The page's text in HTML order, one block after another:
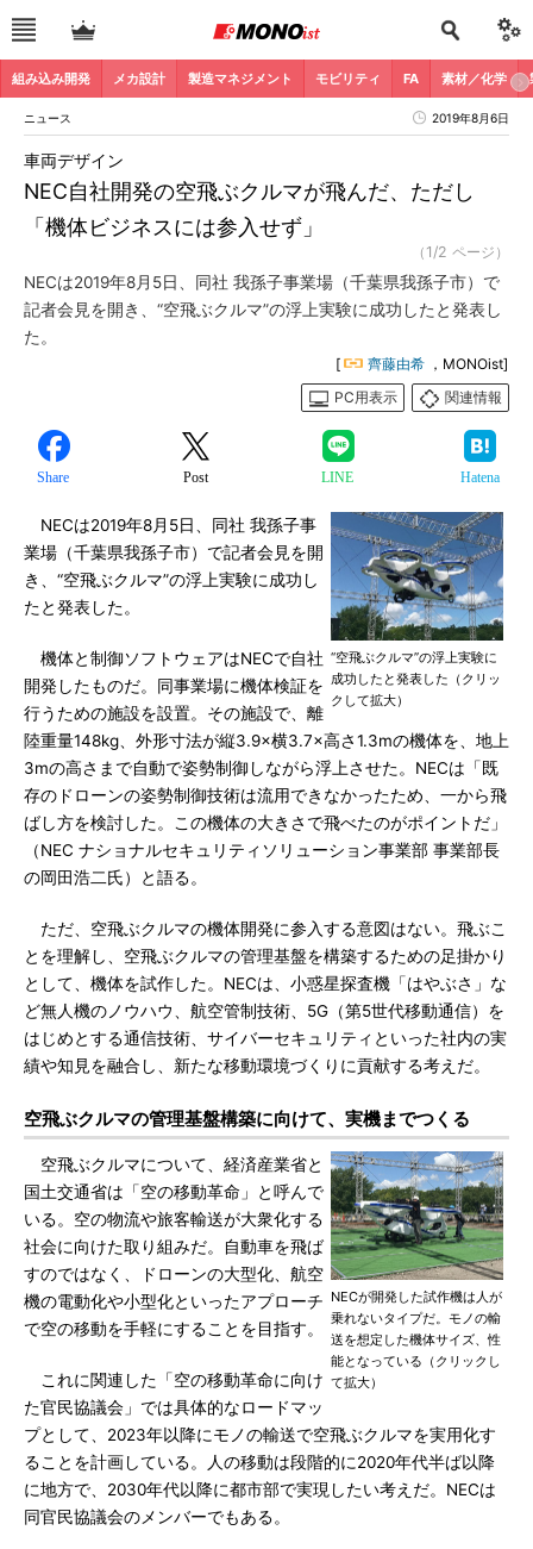
組み込み開発 メカ設計 製造マネジメント モビリティ FA 素材／化学
ニュース 2019年8月6日
NEC自社開発の空飛ぶクルマが飛んだ、ただし
「機体ビジネスには参入せず」
車両デザイン
（1/2 ページ）
NECは2019年8月5日、同社 我孫子事業場（千葉県我孫子市）で
記者会見を開き、“空飛ぶクルマ”の浮上実験に成功したと発表し
た。
[ 齊藤由希 ，MONOist]
PC用表示
関連情報
Share Post LINE Hatena
“空飛ぶクルマ”の浮上実験に
成功したと発表した（クリッ
クして拡大）
NECは2019年8月5日、同社 我孫子事
業場（千葉県我孫子市）で記者会見を開
き、“空飛ぶクルマ”の浮上実験に成功し
たと発表した。
機体と制御ソフトウェアはNECで自社
開発したものだ。同事業場に機体検証を
行うための施設を設置。その施設で、離
陸重量148kg、外形寸法が縦3.9×横3.7×高さ1.3mの機体を、地上
3mの高さまで自動で姿勢制御しながら浮上させた。NECは「既
存のドローンの姿勢制御技術は流用できなかったため、一から飛
ばし方を検討した。この機体の大きさで飛べたのがポイントだ」
（NEC ナショナルセキュリティソリューション事業部 事業部長
の岡田浩二氏）と語る。
ただ、空飛ぶクルマの機体開発に参入する意図はない。飛ぶこ
とを理解し、空飛ぶクルマの管理基盤を構築するための足掛かり
として、機体を試作した。NECは、小惑星探査機「はやぶさ」な
ど無人機のノウハウ、航空管制技術、5G（第5世代移動通信）を
はじめとする通信技術、サイバーセキュリティといった社内の実
績や知見を融合し、新たな移動環境づくりに貢献する考えだ。
空飛ぶクルマの管理基盤構築に向けて、実機までつくる
NECが開発した試作機は人が
乗れないタイプだ。モノの輸
送を想定した機体サイズ、性
能となっている（クリックし
て拡大）
空飛ぶクルマについて、経済産業省と
国土交通省は「空の移動革命」と呼んで
いる。空の物流や旅客輸送が大衆化する
社会に向けた取り組みだ。自動車を飛ば
すのではなく、ドローンの大型化、航空
機の電動化や小型化といったアプローチ
で空の移動を手軽にすることを目指す。
これに関連した「空の移動革命に向け
た官民協議会」では具体的なロードマッ
プとして、2023年以降にモノの輸送で空飛ぶクルマを実用化す
ることを計画している。人の移動は段階的に2020年代半ば以降
に地方で、2030年代以降に都市部で実現したい考えだ。NECは
同官民協議会のメンバーでもある。